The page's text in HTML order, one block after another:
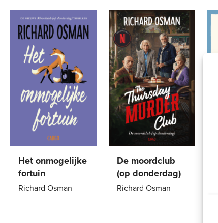
Het onmogelijke
fortuin
Richard Osman
De moordclub
(op donderdag)
Richard Osman